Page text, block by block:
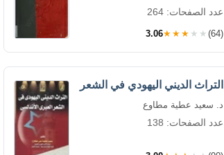
عدد الصفحات: 264
3.06★★★★★ (64)
التراث الديني اليهودي في الشعر
د. سعيد عطية مطاوع
عدد الصفحات: 138